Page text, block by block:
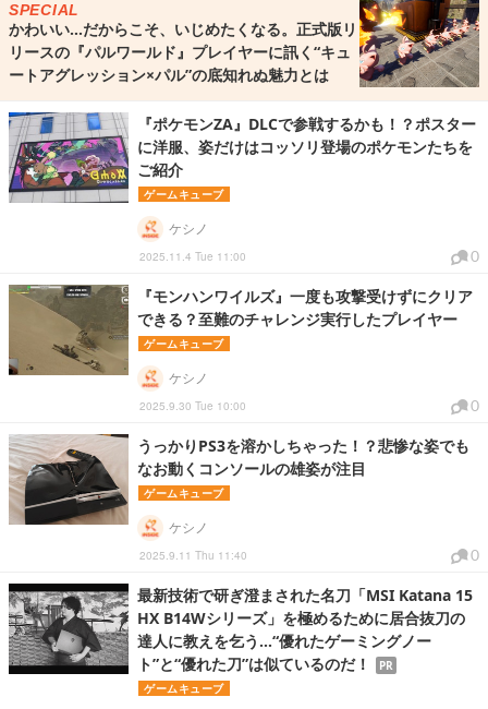
SPECIAL
かわいい…だからこそ、いじめたくなる。正式版リ
リースの『パルワールド』プレイヤーに訊く“キュ
ートアグレッション×パル”の底知れぬ魅力とは
『ポケモンZA』DLCで参戦するかも！？ポスター
に洋服、姿だけはコッソリ登場のポケモンたちを
ご紹介
ゲームキューブ
2025.11.4 Tue 11:00
ケシノ
0
『モンハンワイルズ』一度も攻撃受けずにクリア
できる？至難のチャレンジ実行したプレイヤー
ゲームキューブ
2025.9.30 Tue 10:00
ケシノ
0
うっかりPS3を溶かしちゃった！？悲惨な姿でも
なお動くコンソールの雄姿が注目
ゲームキューブ
2025.9.11 Thu 11:40
ケシノ
0
最新技術で研ぎ澄まされた名刀「MSI Katana 15
HX B14Wシリーズ」を極めるために居合抜刀の
達人に教えを乞う…“優れたゲーミングノー
ト”と“優れた刀”は似ているのだ！
PR
ゲームキューブ